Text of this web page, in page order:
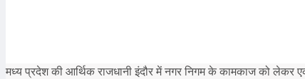
मध्य प्रदेश की आर्थिक राजधानी इंदौर में नगर निगम के कामकाज को